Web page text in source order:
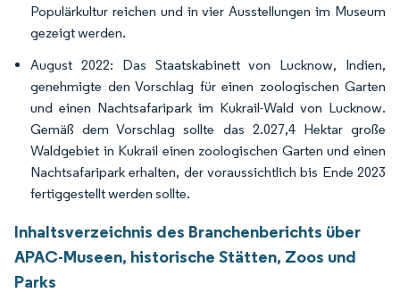
Populärkultur reichen und in vier Ausstellungen im Museum
gezeigt werden.
August 2022: Das Staatskabinett von Lucknow, Indien,
genehmigte den Vorschlag für einen zoologischen Garten
und einen Nachtsafaripark im Kukrail-Wald von Lucknow.
Gemäß dem Vorschlag sollte das 2.027,4 Hektar große
Waldgebiet in Kukrail einen zoologischen Garten und einen
Nachtsafaripark erhalten, der voraussichtlich bis Ende 2023
fertiggestellt werden sollte.
Inhaltsverzeichnis des Branchenberichts über
APAC-Museen, historische Stätten, Zoos und
Parks